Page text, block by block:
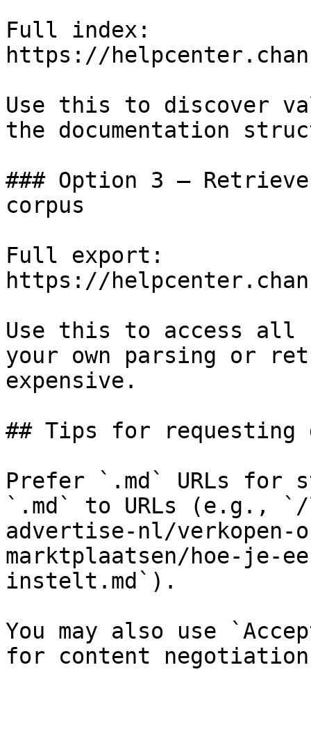
Full index:
https://
Use this to discover
the documentation
### Option 3 —
corpus
Full export:
https://
Use this to access all
your own parsing or
expensive.
## Tips for requesting
Prefer `.md` URLs for
`.md` to URLs (e.g.,
advertise-nl/verkopen-
marktplaatsen/hoe-je-
instelt.md`).
You may also use